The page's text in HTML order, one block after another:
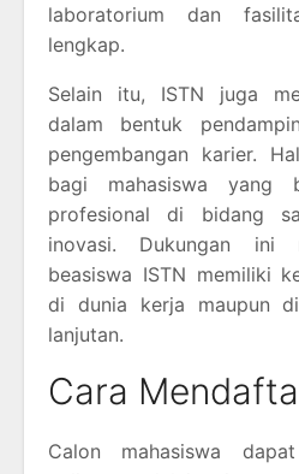
laboratorium dan
lengkap.
Selain itu, ISTN juga
dalam bentuk
pengembangan karier.
bagi mahasiswa yang
profesional di bidang
inovasi. Dukungan ini
beasiswa ISTN memiliki
di dunia kerja maupun
lanjutan.
Cara
Calon mahasiswa